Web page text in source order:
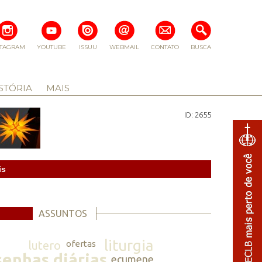
BUSCA
CONTATO
WEBMAIL
ISSUU
YOUTUBE
MAIS
ID: 2655
ASSUNTOS
lutero ofertas liturgia
ecumene